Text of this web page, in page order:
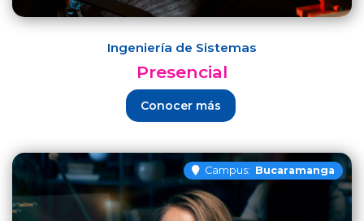
Ingeniería de Sistemas
Presencial
Conocer más
Campus: Bucaramanga